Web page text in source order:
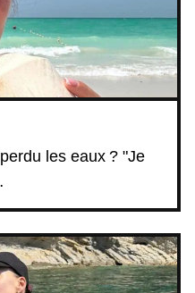
les eaux ? "Je